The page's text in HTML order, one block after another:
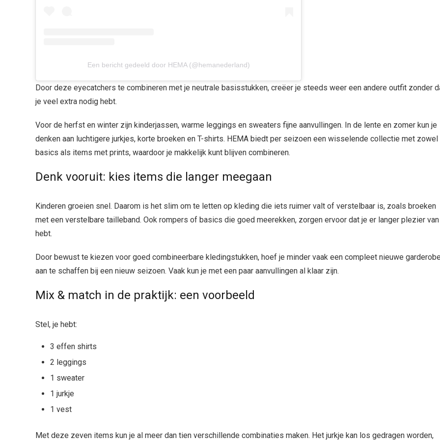
Een bericht gedeeld door HEMA (@hemanederland)
Door deze eyecatchers te combineren met je neutrale basisstukken, creëer je steeds weer een andere outfit zonder
je veel extra nodig hebt.
Voor de herfst en winter zijn kinderjassen, warme leggings en sweaters fijne aanvullingen. In de lente en zomer kun je
denken aan luchtigere jurkjes, korte broeken en T-shirts. HEMA biedt per seizoen een wisselende collectie met zowel
basics als items met prints, waardoor je makkelijk kunt blijven combineren.
Denk vooruit: kies items die langer meegaan
Kinderen groeien snel. Daarom is het slim om te letten op kleding die iets ruimer valt of verstelbaar is, zoals broeken
met een verstelbare tailleband. Ook rompers of basics die goed meerekken, zorgen ervoor dat je er langer plezier van
hebt.
Door bewust te kiezen voor goed combineerbare kledingstukken, hoef je minder vaak een compleet nieuwe
aan te schaffen bij een nieuw seizoen. Vaak kun je met een paar aanvullingen al klaar zijn.
Mix & match in de praktijk: een voorbeeld
Stel, je hebt:
3 effen shirts
2 leggings
1 sweater
1 jurkje
1 vest
Met deze zeven items kun je al meer dan tien verschillende combinaties maken. Het jurkje kan los gedragen worden,